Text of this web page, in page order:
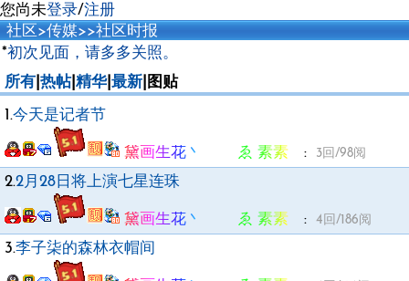
您尚未登录/注册
社区 >传媒>>社区时报
*初次见面，请多多关照。
所有 热帖| 精华| 最新 |图贴
1.今天是记者节
黛画生花丶 ゑ 素素ゞ : 3回/98阅
2.2月28日将上演七星连珠
黛画生花丶 ゑ 素素ゞ : 4回/186阅
3.李子柒的森林衣帽间